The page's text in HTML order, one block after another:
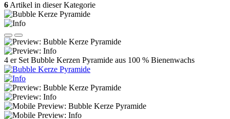
6 Artikel in dieser Kategorie
4 er Set Bubble Kerzen Pyramide aus 100 % Bienenwachs